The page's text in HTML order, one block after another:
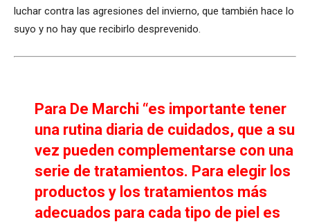
luchar contra las agresiones del invierno, que también hace lo
suyo y no hay que recibirlo desprevenido.
Para De Marchi “es importante tener
una rutina diaria de cuidados, que a su
vez pueden complementarse con una
serie de tratamientos. Para elegir los
productos y los tratamientos más
adecuados para cada tipo de piel es